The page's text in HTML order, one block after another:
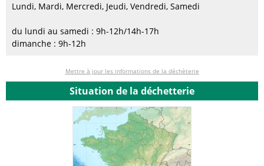
Lundi, Mardi, Mercredi, Jeudi, Vendredi, Samedi
du lundi au samedi : 9h-12h/14h-17h
dimanche : 9h-12h
Mettre à jour les informations de la déchèterie
Situation de la déchetterie